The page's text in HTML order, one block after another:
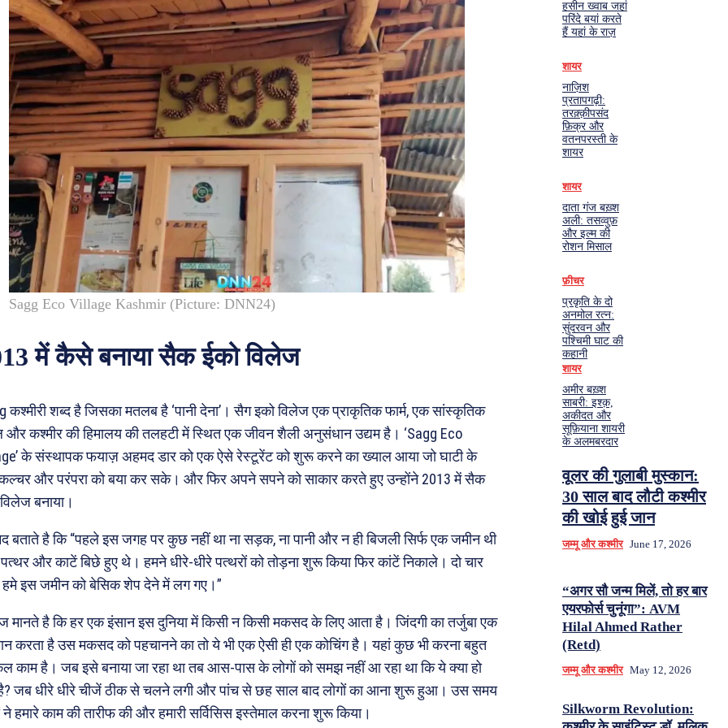
Sagg Eco Village Kashmir (Picture: DNN24)
में कैसे बनाया सैक ईको विलेज
कश्मीरी शब्द है जिसका मतलब है ‘पानी देना’। सैग इको विलेज एक प्राकृतिक फार्म, एक सांस्कृतिक
कश्मीर की हिमालय की तलहटी में स्थित एक जीवन शैली अनुसंधान उद्यम है। ‘Sagg Eco
के संस्थापक फयाज़ अहमद डार को एक ऐसे रेस्टूरेंट को शुरू करने का ख्याल आया जो घाटी के
और परंपरा को बया कर सके। और फिर अपने सपने को साकार करते हुए उन्होंने 2013 में सैक
बनाया।
बताते है कि “पहले इस जगह पर कुछ नहीं था ना सड़क, ना पानी और न ही बिजली सिर्फ एक जमीन थी
और काटें बिछे हुए थे। हमने धीरे-धीरे पत्थरों को तोड़ना शुरू किया फिर कांटें निकाले। दो चार
इस जमीन को बेसिक शेप देने में लग गए।”
मानते है कि हर एक इंसान इस दुनिया में किसी न किसी मकसद के लिए आता है। जिंदगी का तर्जुबा एक
करता है उस मकसद को पहचानने का तो ये भी एक ऐसी ही एक कोचिंग है। यहां कुछ भी करना बहुत
काम है। जब इसे बनाया जा रहा था तब आस-पास के लोगों को समझ नहीं आ रहा था कि ये क्या हो
जब धीरे धीरे चीजें ठीक से चलने लगी और पांच से छह साल बाद लोगों का आना शुरू हुआ। उस समय
ने हमारे काम की तारीफ की और हमारी सर्विसिस इस्तेमाल करना शुरू किया।
हसीन ख्वाब जहां
परिंदे बयां करते
हैं यहां के राज़
शायर
नाज़िश
प्रतापगढ़ी:
तरक़्क़ीपसंद
फ़िक्र और
वतनपरस्ती के
शायर
शायर
दाता गंज बख़्श
अली: तसव्वुफ़
और इल्म की
रोशन मिसाल
फ़ीचर
प्रकृति के दो
अनमोल रत्न:
सुंदरवन और
पश्चिमी घाट की
कहानी
शायर
अमीर बख़्श
साबरी: इश्क़,
अकीदत और
सूफ़ियाना शायरी
के अलमबरदार
वूलर की गुलाबी मुस्कान:
30 साल बाद लौटी कश्मीर
की खोई हुई जान
जम्मू और कश्मीर June 17, 2026
“अगर सौ जन्म मिलें, तो हर बार
एयरफोर्स चुनूंगा”: AVM
Hilal Ahmed Rather
(Retd)
जम्मू और कश्मीर May 12, 2026
Silkworm Revolution: